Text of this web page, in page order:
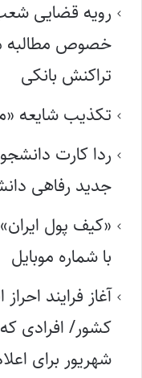
رویه قضایی
خصوص مطالبه
تراکنش بانکی
تکذیب شایعه
ردا کارت
جدید رفاهی
«کیف پول
با شماره موبایل
آغاز فرایند
کشور/ افرادی
شهریور برای